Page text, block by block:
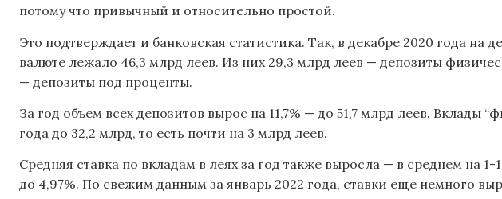
потому что привычный и относительно простой.
Это подтверждает и банковская статистика. Так, в декабре 2020 года на
валюте лежало 46,3 млрд леев. Из них 29,3 млрд леев — депозиты
— депозиты под проценты.
За год объем всех депозитов вырос на 11,7% — до 51,7 млрд леев. Вклады
года до 32,2 млрд, то есть почти на 3 млрд леев.
Средняя ставка по вкладам в леях за год также выросла — в среднем на 1-
до 4,97%. По свежим данным за январь 2022 года, ставки еще немного